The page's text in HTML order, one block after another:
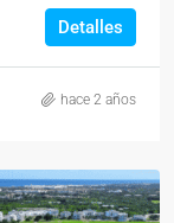
Detalles
hace 2 años